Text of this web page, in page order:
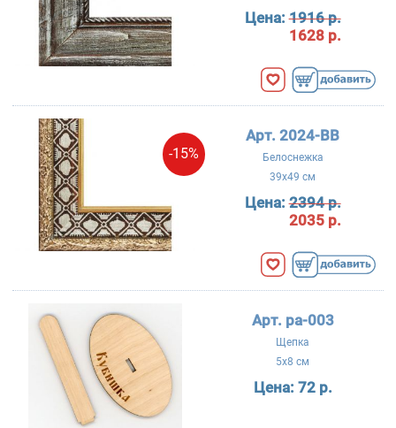
Цена:1916 р.
1628 р.
-15%
Арт. 2024-BB
Белоснежка
39x49 см
Цена:2394 р.
2035 р.
Арт. ра-003
Щепка
5x8 см
Цена: 72 р.